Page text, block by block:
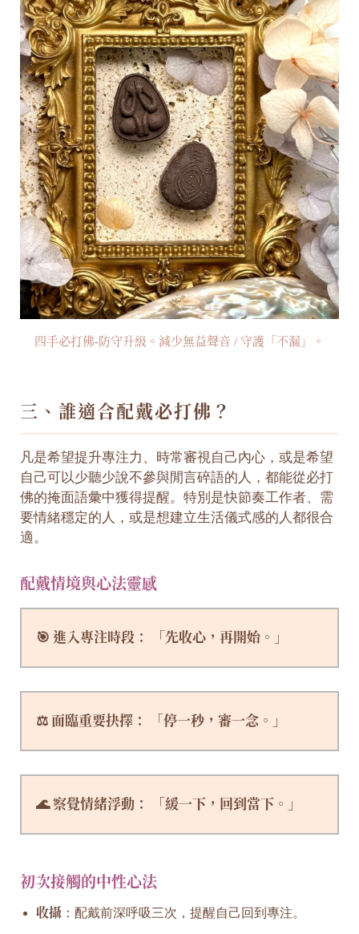
四手必打佛-防守升級。減少無益聲音 / 守護「不漏」。
三、誰適合配戴必打佛？
凡是希望提升專注力、時常審視自己內心，或是希望
自己可以少聽少說不參與閒言碎語的人，都能從必打
佛的掩面語彙中獲得提醒。特別是快節奏工作者、需
要情緒穩定的人，或是想建立生活儀式感的人都很合
適。
配戴情境與心法靈感
🎯 進入專注時段： 「先收心，再開始。」
⚖️ 面臨重要抉擇： 「停一秒，審一念。」
🌊 察覺情緒浮動： 「緩一下，回到當下。」
初次接觸的中性心法
收攝 ：配戴前深呼吸三次，提醒自己回到專注。